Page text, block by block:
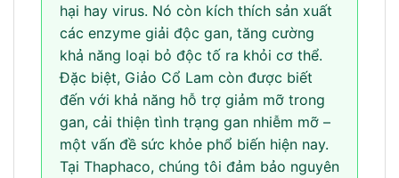
hại hay virus. Nó còn kích thích sản xuất
các enzyme giải độc gan, tăng cường
khả năng loại bỏ độc tố ra khỏi cơ thể.
Đặc biệt, Giảo Cổ Lam còn được biết
đến với khả năng hỗ trợ giảm mỡ trong
gan, cải thiện tình trạng gan nhiễm mỡ –
một vấn đề sức khỏe phổ biến hiện nay.
Tại Thaphaco, chúng tôi đảm bảo nguyên